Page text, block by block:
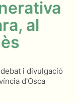
al
i divulgació
d'Osca